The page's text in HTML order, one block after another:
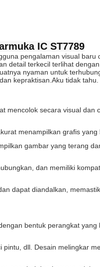
IC ST7789
pengalaman visual
detail terkecil terlihat
nyaman untuk
kepraktisan. Aku tidak tahu.
secara visual
menampilkan grafis yang
gambar yang terang
dan memiliki
dapat diandalkan,
bentuk perangkat
dll. Desain melingkar